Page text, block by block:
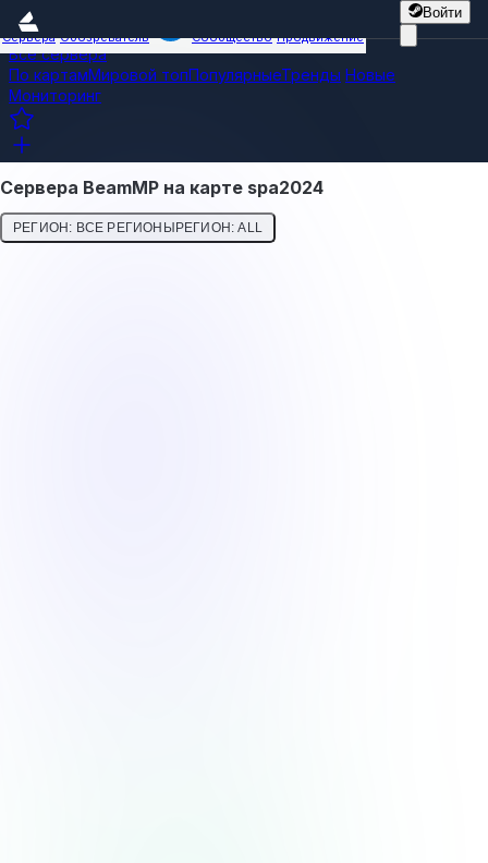
Войти
Сервера Обозреватель Сообщество Продвижение
Все сервера
По картамМировой топПопулярныеТренды Новые
Мониторинг
Сервера BeamMP на карте spa2024
РЕГИОН: ВСЕ РЕГИОНЫРЕГИОН: ALL